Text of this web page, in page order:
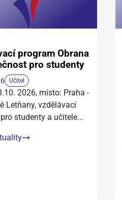
program Obrana
pro studenty
Učitel
2026, místo: Praha -
Letňany, vzdělávací
studenty a učitele...